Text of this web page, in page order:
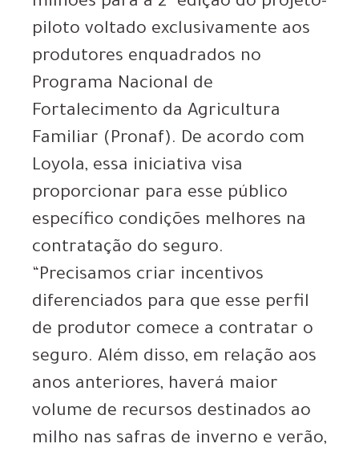
piloto voltado exclusivamente aos
produtores enquadrados no
Programa Nacional de
Fortalecimento da Agricultura
Familiar (Pronaf). De acordo com
Loyola, essa iniciativa visa
proporcionar para esse público
específico condições melhores na
contratação do seguro.
“Precisamos criar incentivos
diferenciados para que esse perfil
de produtor comece a contratar o
seguro. Além disso, em relação aos
anos anteriores, haverá maior
volume de recursos destinados ao
milho nas safras de inverno e verão,